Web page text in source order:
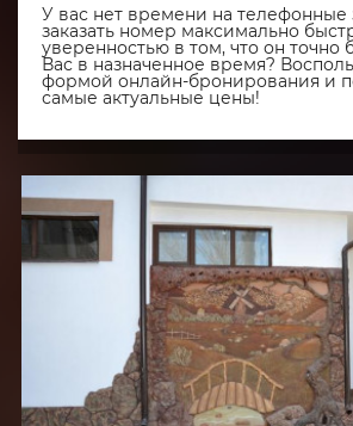
У вас нет времени на телефонные
заказать номер максимально
уверенностью в том, что он точно
Вас в назначенное время?
формой онлайн-бронирования и
самые актуальные цены!